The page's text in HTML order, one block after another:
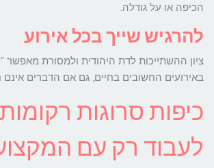
הכיפה או על גודלה.
להרגיש שייך בכל אירוע
ציון ההשתייכות לדת היהודית ולמסורת מאפשר
באירועים החשובים בחיים, גם אם הדברים
כיפות סרוגות
לעבוד רק עם